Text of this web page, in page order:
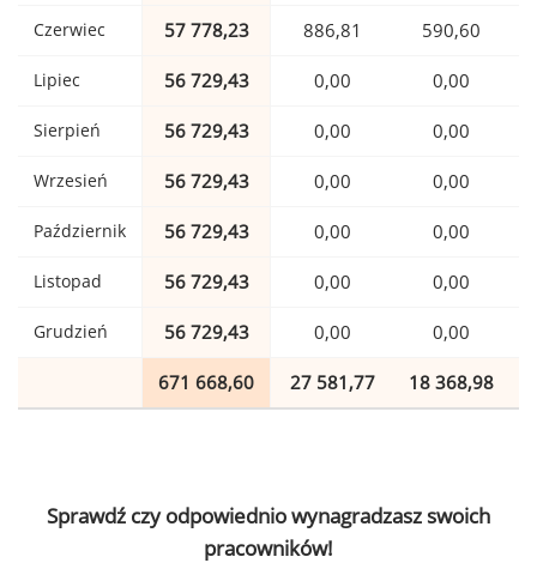
Czerwiec 57 778,23 886,81 590,60
Lipiec 56 729,43 0,00 0,00
Sierpień 56 729,43 0,00 0,00
Wrzesień 56 729,43 0,00 0,00
Październik 56 729,43 0,00 0,00
Listopad 56 729,43 0,00 0,00
Grudzień 56 729,43 0,00 0,00
671 668,60 27 581,77 18 368,98
Sprawdź czy odpowiednio wynagradzasz swoich
pracowników!